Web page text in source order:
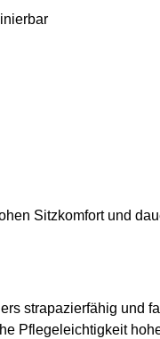
Sitzkomfort und
strapazierfähig und
Pflegeleichtigkeit